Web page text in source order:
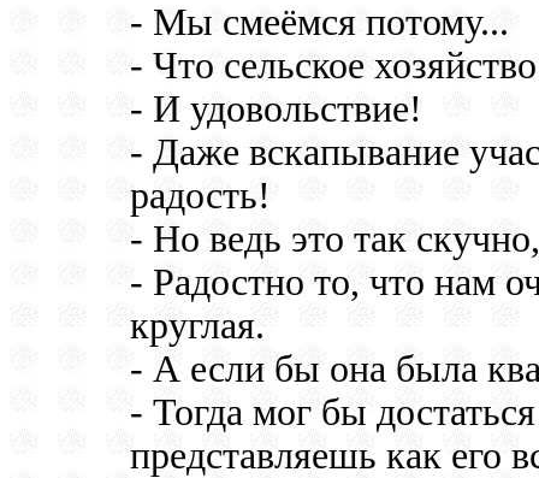
- Мы смеёмся потому...
- Что сельское
- И удовольствие!
- Даже вскапывание
радость!
- Но ведь это так
- Радостно то, что нам
круглая.
- А если бы она была
- Тогда мог бы
представляешь как его